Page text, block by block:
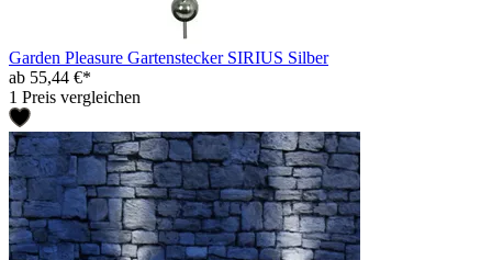
Garden Pleasure Gartenstecker SIRIUS Silber
ab 55,44 €*
1 Preis vergleichen